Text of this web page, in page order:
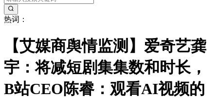
热词：
【艾媒商舆情监测】爱奇艺龚
宇：将减短剧集集数和时长，
B站CEO陈睿：观看AI视频的